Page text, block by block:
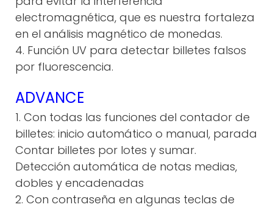
electromagnética, que es nuestra fortaleza
en el análisis magnético de monedas.
4. Función UV para detectar billetes falsos
por fluorescencia.
ADVANCE
1. Con todas las funciones del contador de
billetes: inicio automático o manual, parada
Contar billetes por lotes y sumar.
Detección automática de notas medias,
dobles y encadenadas
2. Con contraseña en algunas teclas de